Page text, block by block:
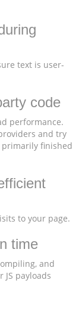
text is user-
code
performance.
and try
finished
to your page.
time
and
JS payloads